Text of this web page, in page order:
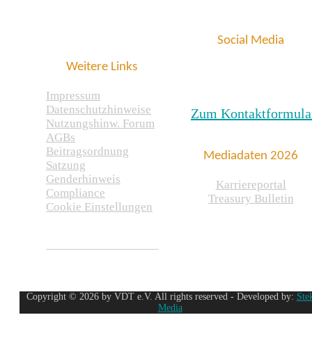
Weitere Links
Impressum
Datenschutzhinweise
Nutzungshinw. Forum
AGBs
Beitragsordnung
Satzung
Genderhinweis
Compliance
Cookie Einstellungen
Social Media
Zum
Mediadaten 2026
Karriereportal
Treasury Bulletin
Copyright © 2026 by VDT e.V. All rights reserved - Developed by:
Media